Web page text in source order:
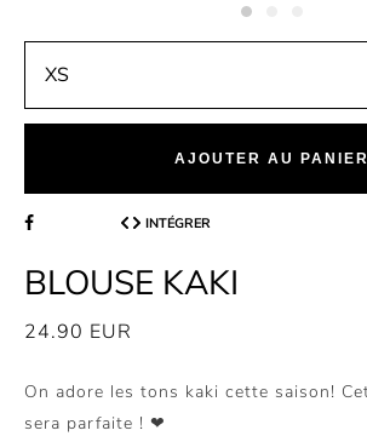
AJOUTER AU PANIER
INTÉGRER
BLOUSE KAKI
24.90 EUR
On adore les tons kaki cette saison!
sera parfaite ! ❤